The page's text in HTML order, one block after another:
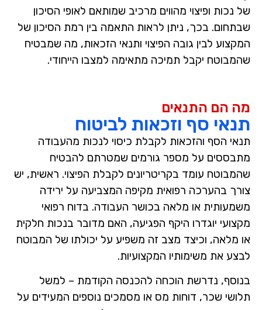
של נכות ופיצוי מהווים מרכיב שמותאם לאופי הסיכון
שבתחום. בכך, ניתן לראות התאמה בין רמת הסיכון של
המקצוע לבין גובה הפיצוי ותנאי הזכאות, מה שמבטיח
שהמבוטח יקבל תמיכה מתאימה למצבו הייחודי.
מה הם התנאים
תנאי סף וזכאות לביטוח
תנאי הסף והזכאות לקבלת כיסוי לנכות מהעבודה
מתבססים על מספר גורמים שמטרתם להבטיח
שהמבוטח עומד בקריטריונים לקבלת הפיצוי. ראשית, יש
צורך בהערכה רפואית מקיפה המצביעה על ירידה
משמעותית או מלאה בכושר העבודה. בדוח רפואי
מקצועי יוגדרו היקף הפגיעה, האם מדובר בנכות חלקית
או מלאה, וכיצד מצב זה משפיע על יכולתו של המבוטח
לבצע את משימותיו המקצועיות.
בנוסף, נדרשת הוכחה להכנסה הקודמת – למשל
תלושי שכר, דוחות מס או מסמכים נוספים המעידים על